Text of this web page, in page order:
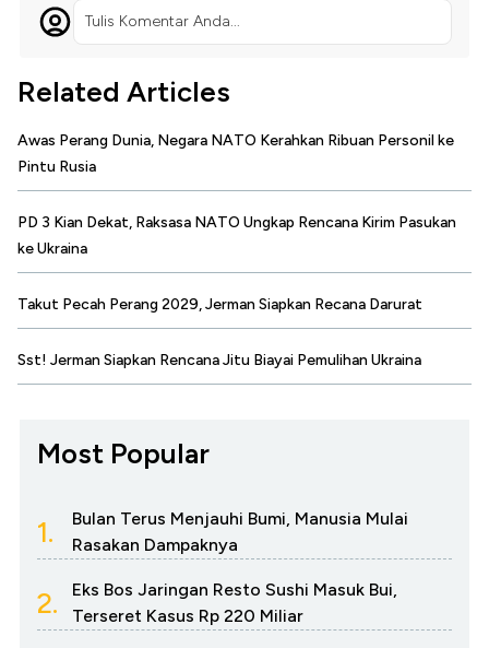
Tulis Komentar Anda...
Related Articles
Awas Perang Dunia, Negara NATO Kerahkan Ribuan Personil ke
Pintu Rusia
PD 3 Kian Dekat, Raksasa NATO Ungkap Rencana Kirim Pasukan
ke Ukraina
Takut Pecah Perang 2029, Jerman Siapkan Recana Darurat
Sst! Jerman Siapkan Rencana Jitu Biayai Pemulihan Ukraina
Most Popular
1.
Bulan Terus Menjauhi Bumi, Manusia Mulai
Rasakan Dampaknya
2.
Eks Bos Jaringan Resto Sushi Masuk Bui,
Terseret Kasus Rp 220 Miliar